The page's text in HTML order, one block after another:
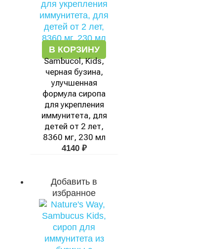
В КОРЗИНУ
Sambucol, Kids,
черная бузина,
улучшенная
формула сиропа
для укрепления
иммунитета, для
детей от 2 лет,
8360 мг, 230 мл
4140 ₽
Добавить в
избранное